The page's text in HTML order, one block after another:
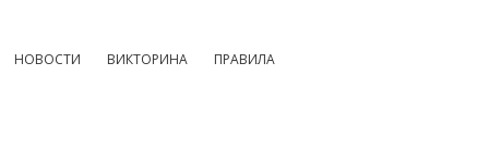
НОВОСТИ ВИКТОРИНА ПРАВИЛА